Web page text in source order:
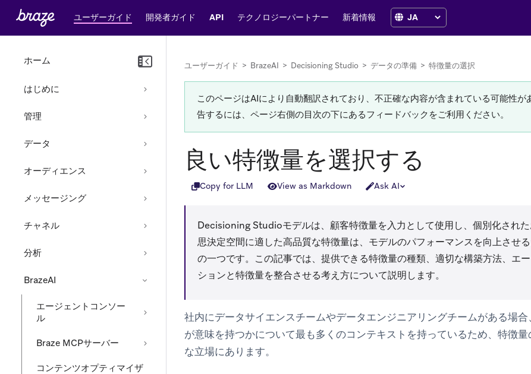
ユーザーガイド 開発者ガイド API テクノロジーパートナー 新着情報
ホーム
はじめに
管理
データ
オーディエンス
メッセージング
チャネル
分析
BrazeAI
エージェントコンソー
ル
Braze MCPサーバー
コンテンツオプティマイザ
ユーザーガイド > BrazeAI > Decisioning Studio > データの準備 > 特徴量の選択
このページはAIにより自動翻訳されており、不正確な内容が含まれている可能性が
告するには、ページ右側の目次の下にあるフィードバックをご利用ください。
良い特徴量を選択する
Copy for LLM View as Markdown Ask AI
Decisioning Studioモデルは、顧客特徴量を入力として使用し、個別化され
思決定空間に適した高品質な特徴量は、モデルのパフォーマンスを向上させ
の一つです。この記事では、提供できる特徴量の種類、適切な構築方法、エ
ションと特徴量を整合させる考え方について説明します。
社内にデータサイエンスチームやデータエンジニアリングチームがある場
が意味を持つかについて最も多くのコンテキストを持っているため、特徴
な立場にあります。